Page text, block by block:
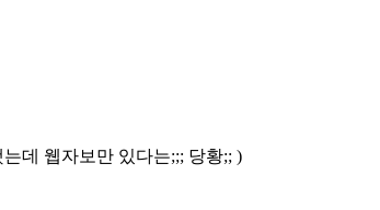
데 웹자보만 있다는;;; 당황;; )